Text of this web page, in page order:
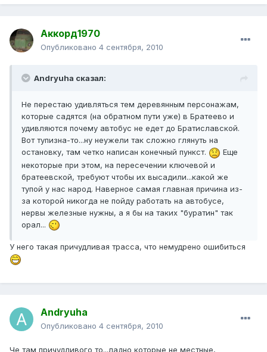
Аккорд1970
Опубликовано 4 сентября, 2010
Andryuha сказал:
Не перестаю удивляться тем деревянным персонажам,
которые садятся (на обратном пути уже) в Братеево и
удивляются почему автобус не едет до Братиславской.
Вот тупизна-то...ну неужели так сложно глянуть на
остановку, там четко написан конечный пункст.
Еще
некоторые при этом, на пересечении ключевой и
братеевской, требуют чтобы их высадили...какой же
тупой у нас народ. Наверное самая главная причина из-
за которой никогда не пойду работать на автобусе,
нервы железные нужны, а я бы на таких "буратин" так
орал...
У него такая причудливая трасса, что немудрено ошибиться
Andryuha
Опубликовано 4 сентября, 2010
Че там причудливого то...ладно которые не местные,